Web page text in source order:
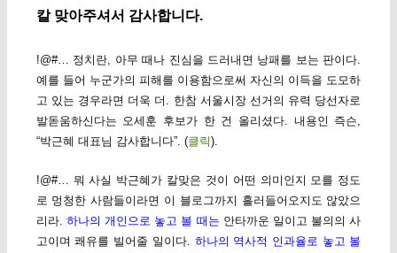
칼 맞아주셔서 감사합니다.
!@#… 정치란, 아무 때나 진심을 드러내면 낭패를 보는 판이다.
예를 들어 누군가의 피해를 이용함으로써 자신의 이득을 도모하
고 있는 경우라면 더욱 더. 한참 서울시장 선거의 유력 당선자로
발돋움하신다는 오세훈 후보가 한 건 올리셨다. 내용인 즉슨,
“박근혜 대표님 감사합니다”. (클릭).
!@#… 뭐 사실 박근혜가 칼맞은 것이 어떤 의미인지 모를 정도
로 멍청한 사람들이라면 이 블로그까지 흘러들어오지도 않았으
리라. 하나의 개인으로 놓고 볼 때는 안타까운 일이고 불의의 사
고이며 쾌유를 빌어줄 일이다. 하나의 역사적 인과율로 놓고 볼